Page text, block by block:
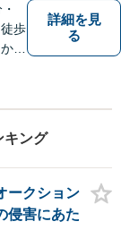
歩
く
】
詳細を見
る
キング
ークション
侵害にあた